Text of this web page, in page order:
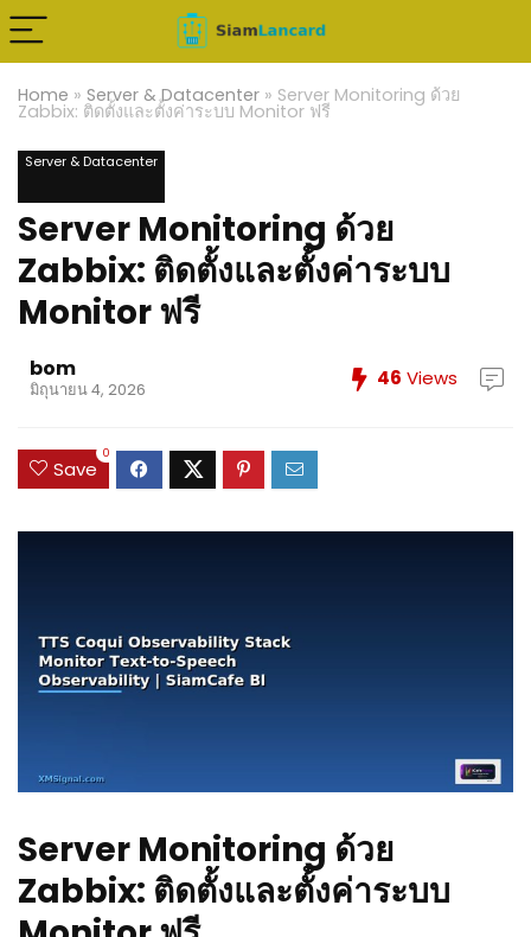
Home » Server & Datacenter » Server Monitoring ด้วย
Zabbix: ติดตั้งและตั้งค่าระบบ Monitor ฟรี
Server & Datacenter
Server Monitoring ด้วย
Zabbix: ติดตั้งและตั้งค่าระบบ
Monitor ฟรี
bom
มิถุนายน 4, 2026 46 Views
Save
0
Server Monitoring ด้วย
Zabbix: ติดตั้งและตั้งค่าระบบ